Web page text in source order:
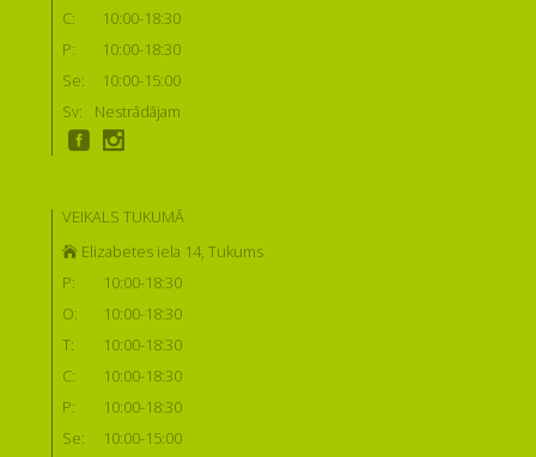
C:
10:00-18:30
P:
10:00-18:30
Se:
10:00-15:00
Sv:
Nestrādājam
VEIKALS TUKUMĀ
Elizabetes iela 14, Tukums
P:
10:00-18:30
O:
10:00-18:30
T:
10:00-18:30
C:
10:00-18:30
P:
10:00-18:30
Se:
10:00-15:00